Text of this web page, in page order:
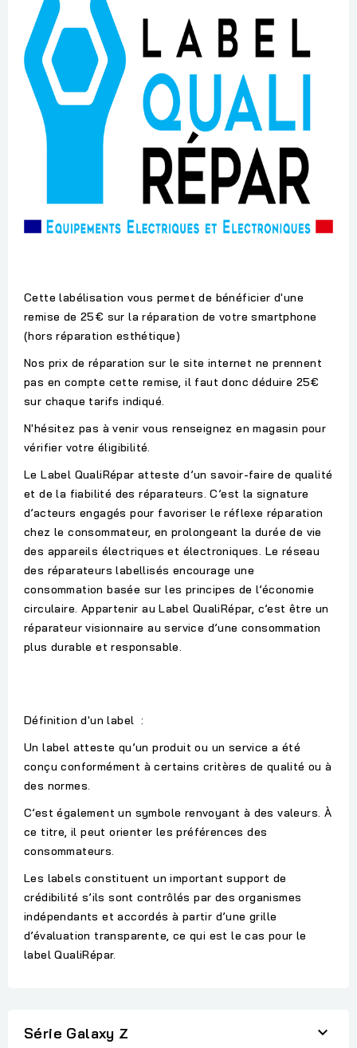
Cette labélisation vous permet de bénéficier d'une
remise de 25€ sur la réparation de votre smartphone
(hors réparation esthétique)
Nos prix de réparation sur le site internet ne prennent
pas en compte cette remise, il faut donc déduire 25€
sur chaque tarifs indiqué.
N'hésitez pas à venir vous renseignez en magasin pour
vérifier votre éligibilité.
Le Label QualiRépar atteste d’un savoir-faire de qualité
et de la fiabilité des réparateurs. C’est la signature
d’acteurs engagés pour favoriser le réflexe réparation
chez le consommateur, en prolongeant la durée de vie
des appareils électriques et électroniques. Le réseau
des réparateurs labellisés encourage une
consommation basée sur les principes de l’économie
circulaire. Appartenir au Label QualiRépar, c’est être un
réparateur visionnaire au service d’une consommation
plus durable et responsable.
Définition d'un label :
Un label atteste qu’un produit ou un service a été
conçu conformément à certains critères de qualité ou à
des normes.
C’est également un symbole renvoyant à des valeurs. À
ce titre, il peut orienter les préférences des
consommateurs.
Les labels constituent un important support de
crédibilité s’ils sont contrôlés par des organismes
indépendants et accordés à partir d’une grille
d’évaluation transparente, ce qui est le cas pour le
label QualiRépar.
Série Galaxy Z 